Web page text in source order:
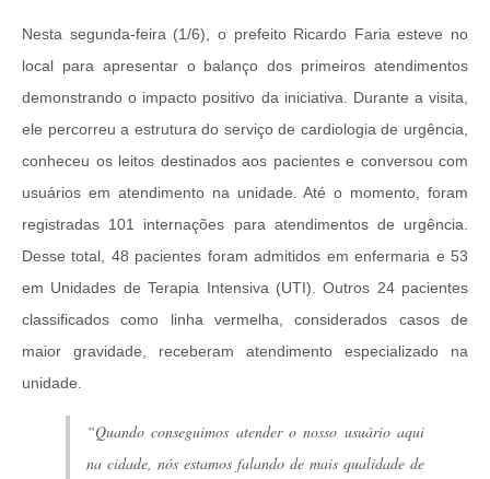
Nesta segunda-feira (1/6), o prefeito Ricardo Faria esteve no
local para apresentar o balanço dos primeiros atendimentos
demonstrando o impacto positivo da iniciativa. Durante a visita,
ele percorreu a estrutura do serviço de cardiologia de urgência,
conheceu os leitos destinados aos pacientes e conversou com
usuários em atendimento na unidade. Até o momento, foram
registradas 101 internações para atendimentos de urgência.
Desse total, 48 pacientes foram admitidos em enfermaria e 53
em Unidades de Terapia Intensiva (UTI). Outros 24 pacientes
classificados como linha vermelha, considerados casos de
maior gravidade, receberam atendimento especializado na
unidade.
“Quando conseguimos atender o nosso usuário aqui
na cidade, nós estamos falando de mais qualidade de